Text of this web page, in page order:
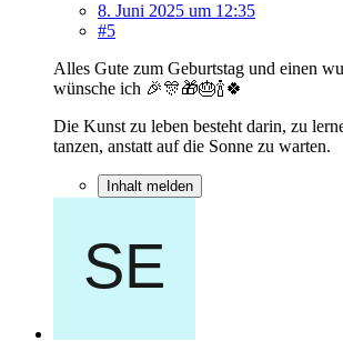
8. Juni 2025 um 12:35
#5
Alles Gute zum Geburtstag und einen
wünsche ich 🎉🎊🎁🎂🍾🍀
Die Kunst zu leben besteht darin, zu
tanzen, anstatt auf die Sonne zu warten.
Inhalt melden